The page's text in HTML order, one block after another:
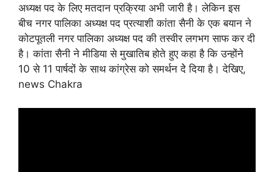
अध्यक्ष पद के लिए मतदान प्रक्रिया अभी जारी है। लेकिन इस
बीच नगर पालिका अध्यक्ष पद प्रत्याशी कांता सैनी के एक बयान ने
कोटपूतली नगर पालिका अध्यक्ष पद की तस्वीर लगभग साफ कर दी
है। कांता सैनी ने मीडिया से मुखातिब होते हुए कहा है कि उन्होंने
10 से 11 पार्षदों के साथ कांग्रेस को समर्थन देे दिया है। देखिए,
news Chakra